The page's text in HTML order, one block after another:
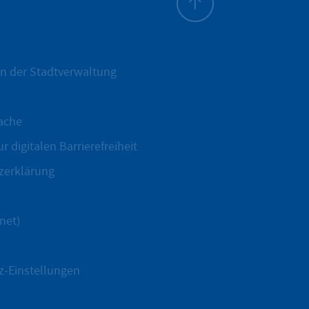
der Stadtverwaltung
digitalen Barrierefreiheit
Einstellungen